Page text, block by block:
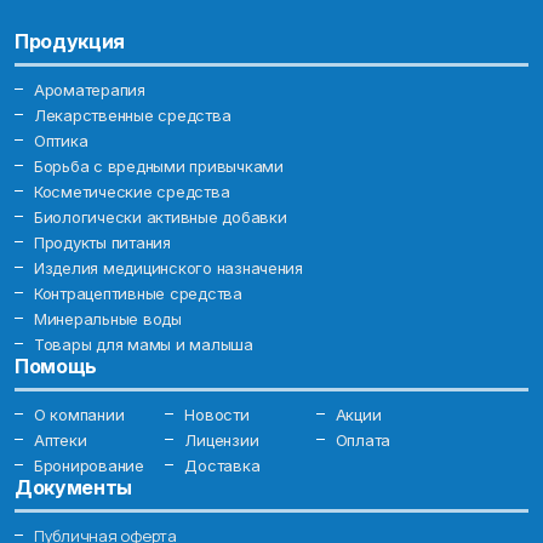
Продукция
Ароматерапия
Лекарственные средства
Оптика
Борьба с вредными привычками
Косметические средства
Биологически активные добавки
Продукты питания
Изделия медицинского назначения
Контрацептивные средства
Минеральные воды
Товары для мамы и малыша
Помощь
О компании Новости
Акции
Аптеки
Лицензии
Оплата
Бронирование
Доставка
Документы
Публичная оферта